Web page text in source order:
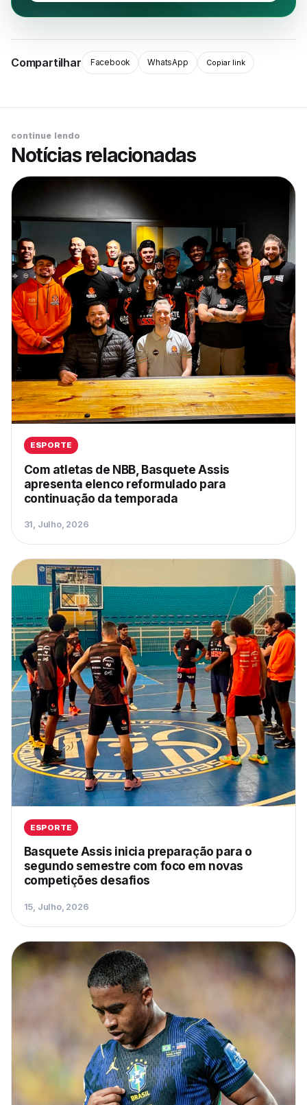
Compartilhar Facebook WhatsApp Copiar link
continue lendo
Notícias relacionadas
ESPORTE
Com atletas de NBB, Basquete Assis
apresenta elenco reformulado para
continuação da temporada
31, Julho, 2026
ESPORTE
Basquete Assis inicia preparação para o
segundo semestre com foco em novas
competições desafios
15, Julho, 2026